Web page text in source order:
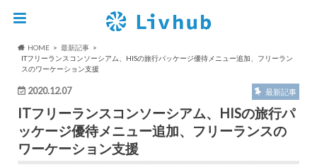
HOME
最新記事
ITフリーランスコンソーシアム、HISの旅行パッケージ優待メニュー追加、フリーラン
スのワーケーション支援
2020.12.07 最新記事
ITフリーランスコンソーシアム、HISの旅行パ
ッケージ優待メニュー追加、フリーランスの
ワーケーション支援